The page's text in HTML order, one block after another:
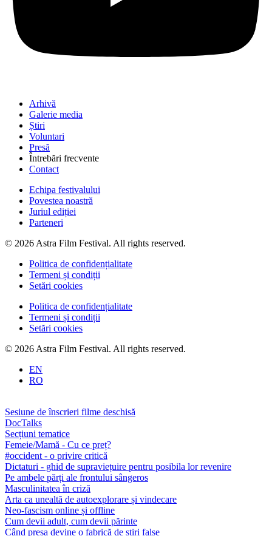
Arhivă
Galerie media
Știri
Voluntari
Presă
Întrebări frecvente
Contact
Echipa festivalului
Povestea noastră
Juriul ediției
Parteneri
© 2026 Astra Film Festival. All rights reserved.
Politica de confidențialitate
Termeni și condiții
Setări cookies
Politica de confidențialitate
Termeni și condiții
Setări cookies
© 2026 Astra Film Festival. All rights reserved.
EN
RO
Sesiune de înscrieri filme deschisă
DocTalks
Secțiuni tematice
Femeie/Mamă - Cu ce preț?
#occident - o privire critică
Dictaturi - ghid de supraviețuire pentru posibila lor revenire
Pe ambele părți ale frontului sângeros
Masculinitatea în criză
Arta ca unealtă de autoexplorare și vindecare
Neo-fascism online și offline
Cum devii adult, cum devii părinte
Când presa devine o fabrică de știri false